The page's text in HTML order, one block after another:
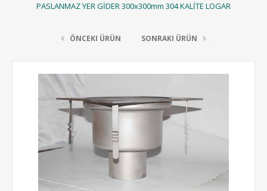
PASLANMAZ YER GİDER 300x300mm 304 KALİTE LOGAR
ÖNCEKI ÜRÜN SONRAKI ÜRÜN